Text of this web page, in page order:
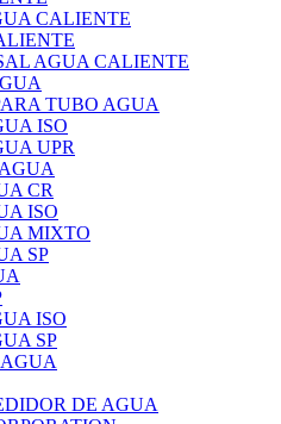
CALIENTE
AGUA CALIENTE
TUBO AGUA
ISO
UPR
CR
ISO
MIXTO
SP
ISO
SP
DE AGUA